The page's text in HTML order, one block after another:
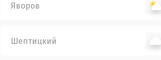
Яворов
Шептицкий